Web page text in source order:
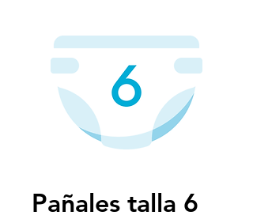
Pañales talla 6